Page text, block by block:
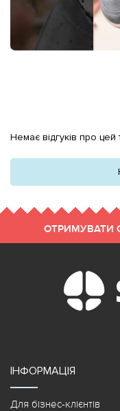
Немає відгуків про цей
ОТРИМУВАТИ
ІНФОРМАЦІЯ
Для бізнес-клієнтів